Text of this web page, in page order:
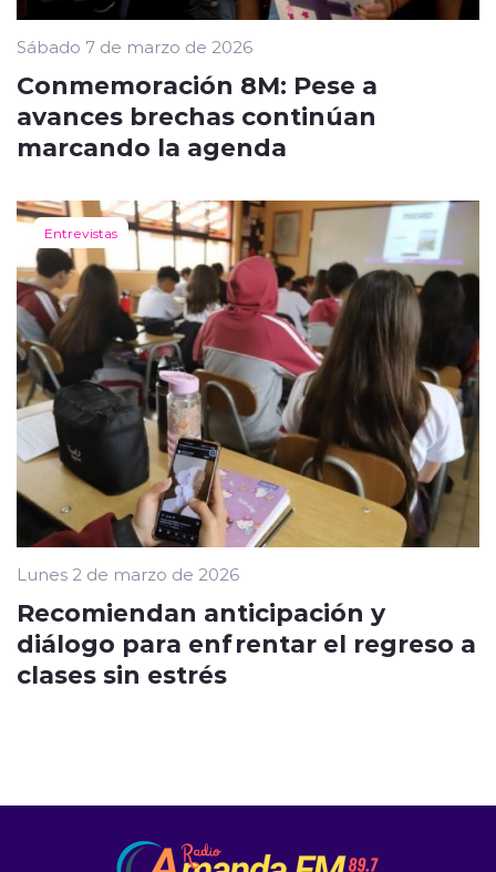
Sábado 7 de marzo de 2026
Conmemoración 8M: Pese a
avances brechas continúan
marcando la agenda
Entrevistas
Lunes 2 de marzo de 2026
Recomiendan anticipación y
diálogo para enfrentar el regreso a
clases sin estrés